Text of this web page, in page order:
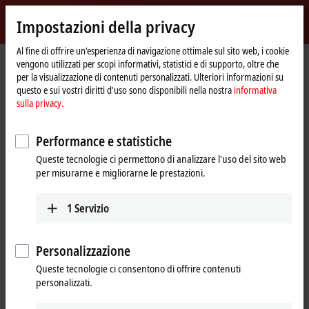
Beckhoff
-
New
Automation
Technology
Pagina
iniziale
Products IPC Software and tools Operating systems
Operating systems
Tabular product overview
requirements of the automation industry.
in theTwinCAT
automation software. Beckhoff therefore only
integrates software components in its operating systems that meet
these requirements and subjects them to strict test scenarios. Thus,
the systems run reliably.
Impostazioni della privacy
Al fine di offrire un'esperienza di navigazione ottimale sul sito web, i cookie
vengono utilizzati per scopi informativi, statistici e di supporto, oltre che
per la visualizzazione di contenuti personalizzati. Ulteriori informazioni su
questo e sui vostri diritti d'uso sono disponibili nella nostra informativa
sulla privacy.
Performance e statistiche
Queste tecnologie ci permettono di analizzare l'uso del sito web
per misurarne e migliorarne le prestazioni.
1 Servizio
Personalizzazione
Queste tecnologie ci consentono di offrire contenuti
personalizzati.